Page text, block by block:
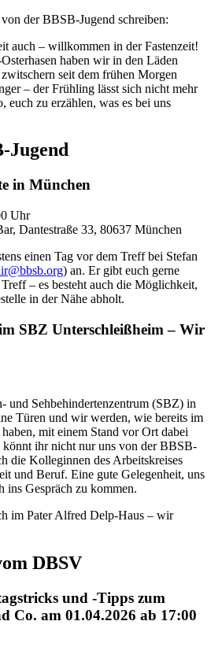
der BBSB-Jugend schreiben:
auch – willkommen in der Fastenzeit!
haben wir in den Läden
seit dem frühen Morgen
– der Frühling lässt sich nicht mehr
euch zu erzählen, was es bei uns
Jugend
in München
Uhr
Dantestraße 33, 80637 München
einen Tag vor dem Treff bei Stefan
) an. Er gibt euch gerne
– es besteht auch die Möglichkeit,
in der Nähe abholt.
SBZ Unterschleißheim – Wir
und Sehbehindertenzentrum (SBZ) in
Türen und wir werden, wie bereits im
mit einem Stand vor Ort dabei
könnt ihr nicht nur uns von der BBSB-
die Kolleginnen des Arbeitskreises
und Beruf. Eine gute Gelegenheit, uns
ins Gespräch zu kommen.
im Pater Alfred Delp-Haus – wir
DBSV
und -Tipps zum
Co. am 01.04.2026 ab 17:00